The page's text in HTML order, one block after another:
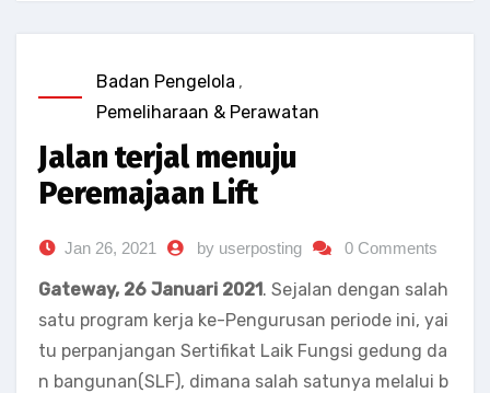
Badan Pengelola ,
Pemeliharaan & Perawatan
Jalan terjal menuju
Peremajaan Lift
Jan 26, 2021 by userposting 0 Comments
Gateway, 26 Januari 2021. Sejalan dengan salah
satu program kerja ke-Pengurusan periode ini, yai
tu perpanjangan Sertifikat Laik Fungsi gedung da
n bangunan(SLF), dimana salah satunya melalui b